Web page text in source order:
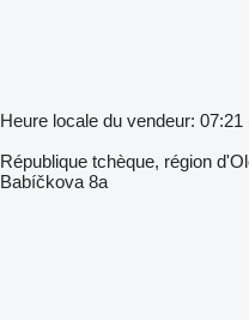
Heure locale du vendeur: 07:21
République tchèque, région
Babíčkova 8a